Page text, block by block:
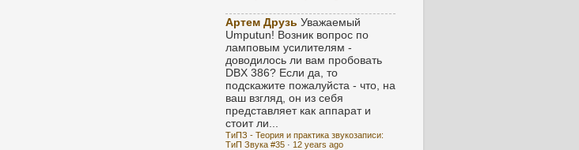
Артем Друзь Уважаемый
Umputun! Возник вопрос по
ламповым усилителям -
доводилось ли вам пробовать
DBX 386? Если да, то
подскажите пожалуйста - что, на
ваш взгляд, он из себя
представляет как аппарат и
стоит ли...
ТиПЗ - Теория и практика звукозаписи:
ТиП Звука #35 · 12 years ago